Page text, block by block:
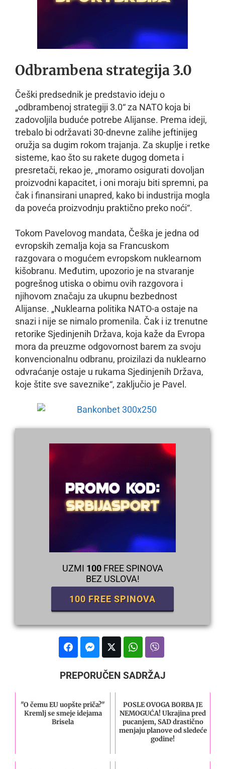
Odbrambena strategija 3.0
Češki predsednik je predstavio ideju o
„odbrambenoj strategiji 3.0“ za NATO koja bi
zadovoljila buduće potrebe Alijanse. Prema ideji,
trebalo bi održavati 30-dnevne zalihe jeftinijeg
oružja sa dugim rokom trajanja. Za skuplje i retke
sisteme, kao što su rakete dugog dometa i
presretači, rekao je, „moramo osigurati dovoljan
proizvodni kapacitet, i oni moraju biti spremni, pa
čak i finansirani unapred, kako bi industrija mogla
da poveća proizvodnju praktično preko noći“.
Tokom Pavelovog mandata, Češka je jedna od
evropskih zemalja koja sa Francuskom
razgovara o mogućem evropskom nuklearnom
kišobranu. Međutim, upozorio je na stvaranje
pogrešnog utiska o obimu ovih razgovora i
njihovom značaju za ukupnu bezbednost
Alijanse. „Nuklearna politika NATO-a ostaje na
snazi i nije se nimalo promenila. Čak i iz trenutne
retorike Sjedinjenih Država, koja kaže da Evropa
mora da preuzme odgovornost barem za svoju
konvencionalnu odbranu, proizilazi da nuklearno
odvraćanje ostaje u rukama Sjedinjenih Država,
koje štite sve saveznike“, zaključio je Pavel.
UZMI 100FREE SPINOVA
BEZ USLOVA!
100 FREE SPINOVA
PREPORUČEN SADRŽAJ
"O čemu EU uopšte priča?"
Kremlj se smeje idejama
Brisela
POSLE OVOGA BORBA JE
NEMOGUĆA! Ukrajina pred
pucanjem, SAD drastično
menjaju planove od sledeće
godine!